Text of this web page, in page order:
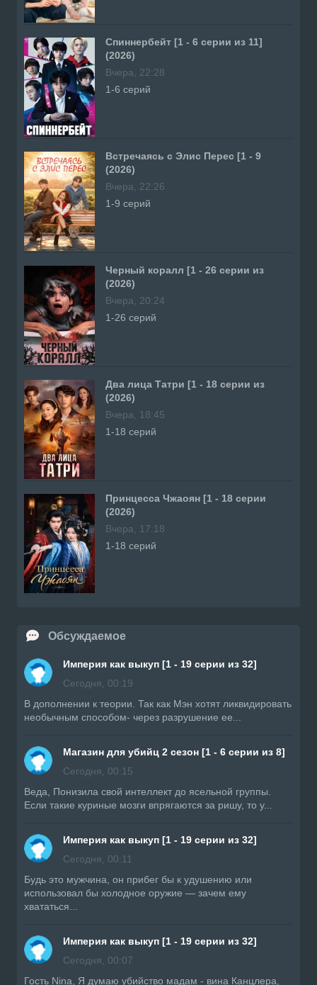
Спиннербейт [1 - 6 серии из 11]
(2026)
Вчера, 22:28
1-6 серий
Встречаясь с Элис Перес [1 - 9
(2026)
Вчера, 22:26
1-9 серий
Черный коралл [1 - 26 серии из
(2026)
Вчера, 20:24
1-26 серий
Два лица Татри [1 - 18 серии из
(2026)
Вчера, 18:45
1-18 серий
Принцесса Чжаоян [1 - 18 серии
(2026)
Вчера, 17:18
1-18 серий
Обсуждаемое
Империя как выкуп [1 - 19 серии из 32]
Сегодня, 00:19
В дополнении к теории. Так как Мэн хотят ликвидировать
необычным способом- через разрушение ее...
Магазин для убийц 2 сезон [1 - 6 серии из 8]
Сегодня, 00:15
Веда, Понизила свой интеллект до ясельной группы.
Если такие куриные мозги впрягаются за ришу, то у...
Империя как выкуп [1 - 19 серии из 32]
Сегодня, 00:11
Будь это мужчина, он прибег бы к удушению или
использовал бы холодное оружие — зачем ему
хвататься...
Империя как выкуп [1 - 19 серии из 32]
Сегодня, 00:07
Гость Nina, Я думаю убийство мадам - вина Канцлера,